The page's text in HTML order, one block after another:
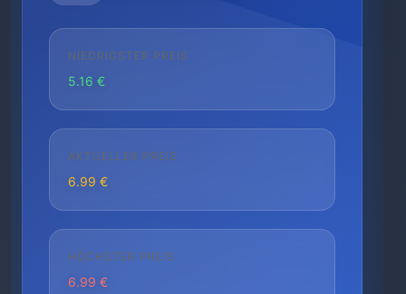
NIEDRIGSTER PREIS
5.16 €
AKTUELLER PREIS
6.99 €
HÖCHSTER PREIS
6.99 €